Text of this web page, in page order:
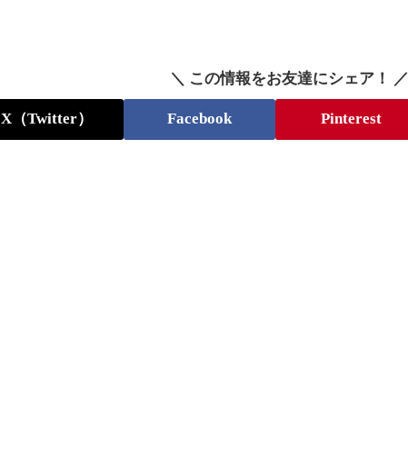
＼ この情報をお友達にシェア！ ／
X（Twitter） Facebook Pinterest